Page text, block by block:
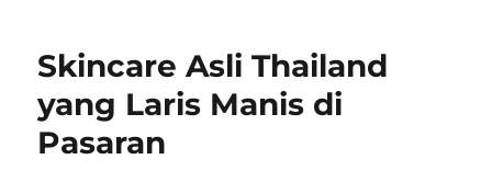
Wajah
dengan
Rutin
Skincare Asli Thailand
yang Laris Manis di
Pasaran